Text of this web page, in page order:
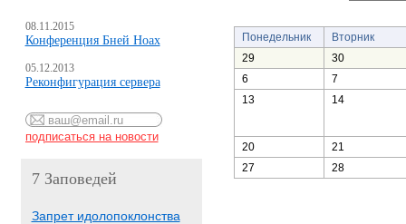
08.11.2015
Конференция Бней Ноах
05.12.2013
Реконфигурация сервера
7 Заповедей
Запрет идолопоклонства
Понедельник
Вторник
29
30
6
7
13
14
20
21
27
28